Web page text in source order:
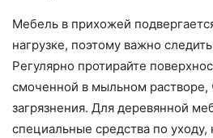
Мебель в прихожей
нагрузке, поэтому важно
Регулярно протирайте
смоченной в мыльном растворе,
загрязнения. Для деревянной
специальные средства по уходу,